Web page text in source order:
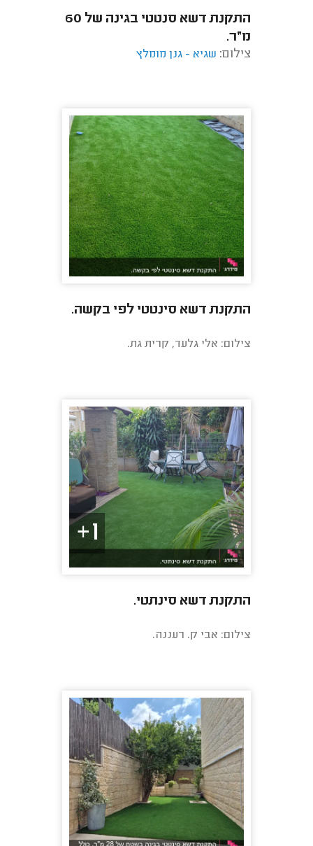
התקנת דשא סנטטי בגינה של 60
מ״ר.
צילום: שגיא - גנן מומלץ
התקנת דשא סינטטי לפי בקשה.
צילום: אלי גלעד, קרית גת.
1+
התקנת דשא סינתטי.
צילום: אבי ק. רעננה.